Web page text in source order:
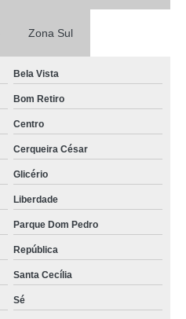
Zona Sul
Bela Vista
Bom Retiro
Centro
Cerqueira César
Glicério
Liberdade
Parque Dom Pedro
República
Santa Cecília
Sé